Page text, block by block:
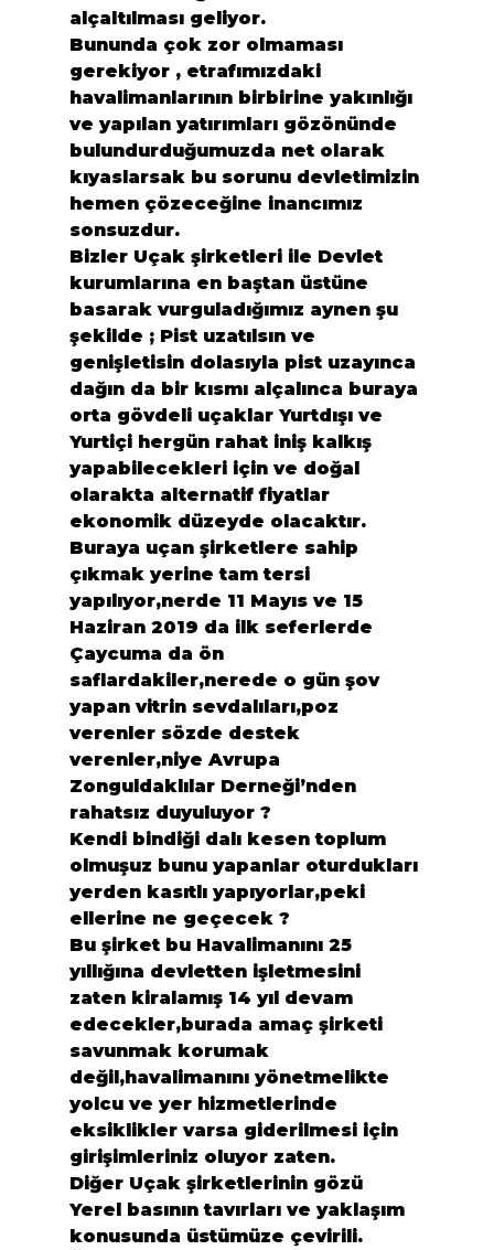
alçaltılması geliyor.
Bununda çok zor olmaması
gerekiyor , etrafımızdaki
havalimanlarının birbirine yakınlığı
ve yapılan yatırımları gözönünde
bulundurduğumuzda net olarak
kıyaslarsak bu sorunu devletimizin
hemen çözeceğine inancımız
sonsuzdur.
Bizler Uçak şirketleri ile Devlet
kurumlarına en baştan üstüne
basarak vurguladığımız aynen şu
şekilde ; Pist uzatılsın ve
genişletisin dolasıyla pist uzayınca
dağın da bir kısmı alçalınca buraya
orta gövdeli uçaklar Yurtdışı ve
Yurtiçi hergün rahat iniş kalkış
yapabilecekleri için ve doğal
olarakta alternatif fiyatlar
ekonomik düzeyde olacaktır.
Buraya uçan şirketlere sahip
çıkmak yerine tam tersi
yapılıyor,nerde 11 Mayıs ve 15
Haziran 2019 da ilk seferlerde
Çaycuma da ön
saflardakiler,nerede o gün şov
yapan vitrin sevdalıları,poz
verenler sözde destek
verenler,niye Avrupa
Zonguldaklılar Derneği’nden
rahatsız duyuluyor ?
Kendi bindiği dalı kesen toplum
olmuşuz bunu yapanlar oturdukları
yerden kasıtlı yapıyorlar,peki
ellerine ne geçecek ?
Bu şirket bu Havalimanını 25
yıllığına devletten işletmesini
zaten kiralamış 14 yıl devam
edecekler,burada amaç şirketi
savunmak korumak
değil,havalimanını yönetmelikte
yolcu ve yer hizmetlerinde
eksiklikler varsa giderilmesi için
girişimleriniz oluyor zaten.
Diğer Uçak şirketlerinin gözü
Yerel basının tavırları ve yaklaşım
konusunda üstümüze çevirili.